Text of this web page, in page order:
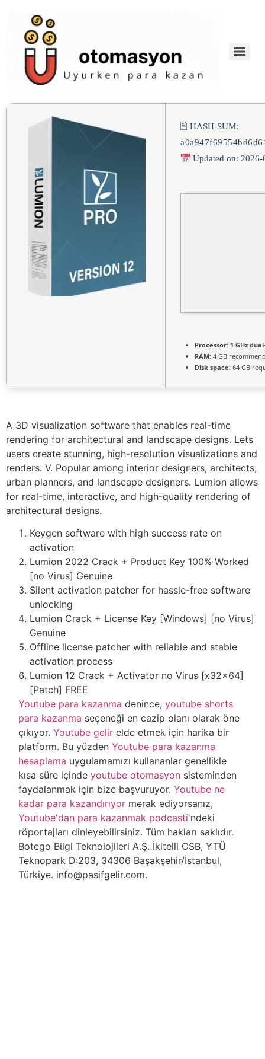
🖹 HASH-SUM:
Updated on: 2026-
Processor: 1 GHz
RAM: 4 GB
Disk space: 64 GB
A 3D visualization software that enables real-time
rendering for architectural and landscape designs. Lets
users create stunning, high-resolution visualizations and
renders. V. Popular among interior designers, architects,
urban planners, and landscape designers. Lumion allows
for real-time, interactive, and high-quality rendering of
architectural designs.
Keygen software with high success rate on
activation
Lumion 2022 Crack + Product Key 100% Worked
[no Virus] Genuine
Silent activation patcher for hassle-free software
unlocking
Lumion Crack + License Key [Windows] [no Virus]
Genuine
Offline license patcher with reliable and stable
activation process
Lumion 12 Crack + Activator no Virus [x32x64]
[Patch] FREE
Youtube para kazanma denince,youtube shorts
para kazanma seçeneği en cazip olanı olarak öne
çıkıyor.Youtube gelir elde etmek için harika bir
platform. Bu yüzdenYoutube para kazanma
hesaplama uygulamamızı kullananlar genellikle
kısa süre içindeyoutube otomasyon sisteminden
faydalanmak için bize başvuruyor.Youtube ne
kadar para kazandırıyor merak ediyorsanız,
Youtube'dan para kazanmak podcasti'ndeki
röportajları dinleyebilirsiniz. Tüm hakları saklıdır.
Botego Bilgi Teknolojileri A.Ş. İkitelli OSB, YTÜ
Teknopark D:203, 34306 Başakşehir/İstanbul,
Türkiye. info@pasifgelir.com.